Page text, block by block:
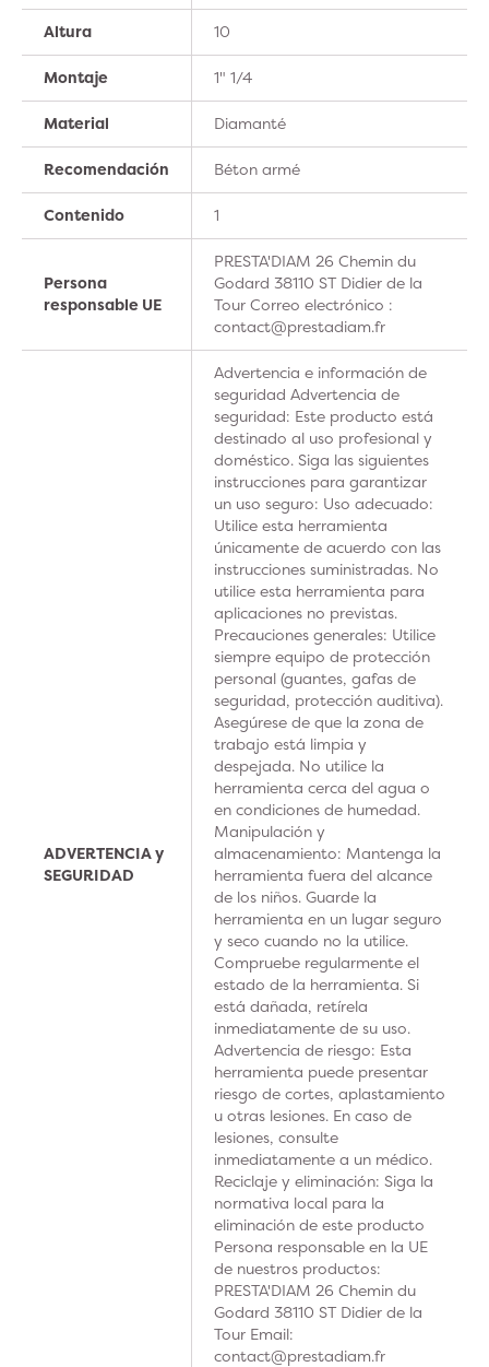
Altura 10
Montaje 1" 1/4
Material Diamanté
Recomendación Béton armé
Contenido 1
Persona
responsable UE
PRESTA'DIAM 26 Chemin du
Godard 38110 ST Didier de la
Tour Correo electrónico :
contact@prestadiam.fr
ADVERTENCIA y
SEGURIDAD
Advertencia e información de
seguridad Advertencia de
seguridad: Este producto está
destinado al uso profesional y
doméstico. Siga las siguientes
instrucciones para garantizar
un uso seguro: Uso adecuado:
Utilice esta herramienta
únicamente de acuerdo con las
instrucciones suministradas. No
utilice esta herramienta para
aplicaciones no previstas.
Precauciones generales: Utilice
siempre equipo de protección
personal (guantes, gafas de
seguridad, protección auditiva).
Asegúrese de que la zona de
trabajo está limpia y
despejada. No utilice la
herramienta cerca del agua o
en condiciones de humedad.
Manipulación y
almacenamiento: Mantenga la
herramienta fuera del alcance
de los niños. Guarde la
herramienta en un lugar seguro
y seco cuando no la utilice.
Compruebe regularmente el
estado de la herramienta. Si
está dañada, retírela
inmediatamente de su uso.
Advertencia de riesgo: Esta
herramienta puede presentar
riesgo de cortes, aplastamiento
u otras lesiones. En caso de
lesiones, consulte
inmediatamente a un médico.
Reciclaje y eliminación: Siga la
normativa local para la
eliminación de este producto
Persona responsable en la UE
de nuestros productos:
PRESTA'DIAM 26 Chemin du
Godard 38110 ST Didier de la
Tour Email:
contact@prestadiam.fr